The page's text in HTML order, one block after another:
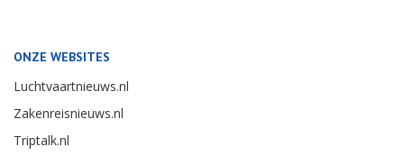
ONZE WEBSITES
Luchtvaartnieuws.nl
Zakenreisnieuws.nl
Triptalk.nl